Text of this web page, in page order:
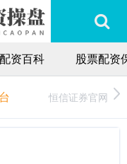
资百科 股票配资
恒信证券官网